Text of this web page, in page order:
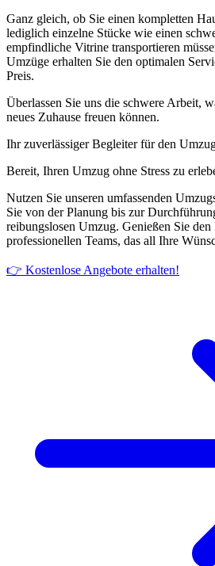
Ganz gleich, ob Sie einen kompletten
lediglich einzelne Stücke wie einen
empfindliche Vitrine transportieren
Umzüge erhalten Sie den optimalen
Preis.
Überlassen Sie uns die schwere Arbeit,
neues Zuhause freuen können.
Ihr zuverlässiger Begleiter für den
Bereit, Ihren Umzug ohne Stress zu
Nutzen Sie unseren umfassenden
Sie von der Planung bis zur
reibungslosen Umzug. Genießen Sie
professionellen Teams, das all Ihre
👉 Kostenlose Angebote erhalten!